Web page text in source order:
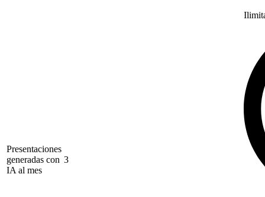
Presentaciones
generadas con
IA al mes
3